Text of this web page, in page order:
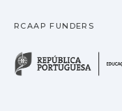
RCAAP FUNDERS